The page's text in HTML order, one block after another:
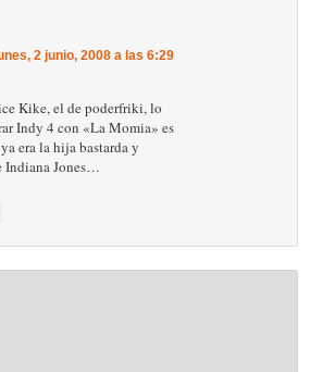
2 junio, 2008 a las 6:29
Kike, el de poderfriki, lo
Indy 4 con «La Momia» es
era la hija bastarda y
Indiana Jones…